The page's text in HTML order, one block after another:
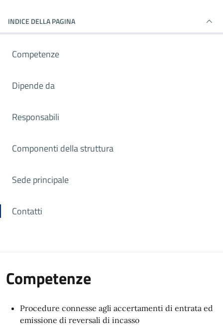
INDICE DELLA PAGINA
Competenze
Dipende da
Responsabili
Componenti della struttura
Sede principale
Contatti
Competenze
Procedure connesse agli accertamenti di entrata ed
emissione di reversali di incasso